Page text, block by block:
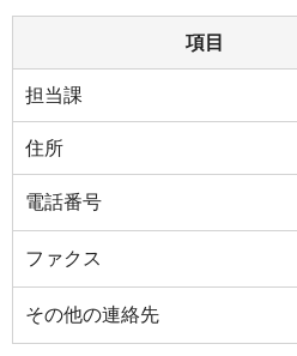
項目
担当課
住所
電話番号
ファクス
その他の連絡先